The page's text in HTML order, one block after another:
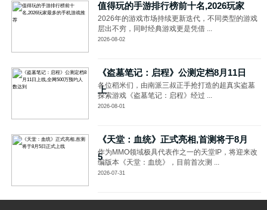
值得玩的手游排行榜前十名,2026玩家
2026年的游戏市场持续更新迭代，不同类型的游戏
层出不穷，同时经典游戏更是凭借 ...
2026-08-02
《盗墓笔记：启程》公测定档8月11日
上
各位稻米们，由南派三叔正手抢打造的超真实盗墓
探索游戏《盗墓笔记：启程》经过 ...
2026-08-01
《天堂：血统》正式亮相,首测将于8月
5
作为MMO领域极具代表作之一的天堂IP，将迎来改
编版本《天堂：血统》，目前首次测 ...
2026-07-31